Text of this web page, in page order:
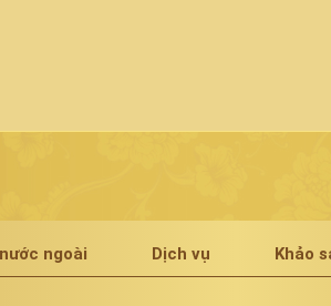
ngoài Dịch vụ Khảo